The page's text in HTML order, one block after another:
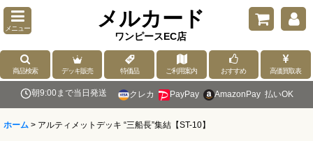
メニュー メルカード
ワンピースEC店
商品検索 デッキ販売 特価品 ご利用案内 おすすめ 高価買取表
朝9:00まで当日発送 クレカ PayPay AmazonPay 払いOK
ホーム > アルティメットデッキ “三船長”集結【ST-10】